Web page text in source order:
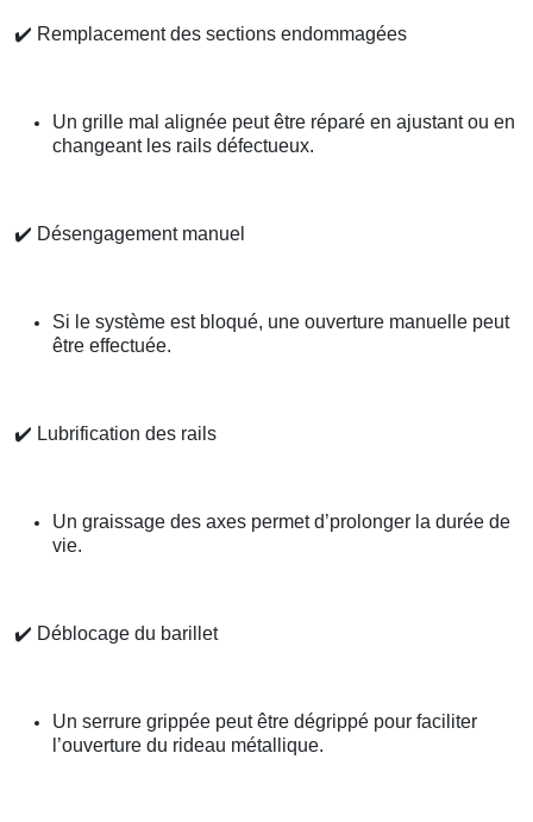
✔️ Remplacement des sections endommagées
Un grille mal alignée peut être réparé en ajustant ou en
changeant les rails défectueux.
✔️ Désengagement manuel
Si le système est bloqué, une ouverture manuelle peut
être effectuée.
✔️ Lubrification des rails
Un graissage des axes permet d’prolonger la durée de
vie.
✔️ Déblocage du barillet
Un serrure grippée peut être dégrippé pour faciliter
l’ouverture du rideau métallique.